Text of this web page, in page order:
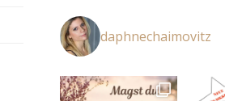
daphnechaimovitz